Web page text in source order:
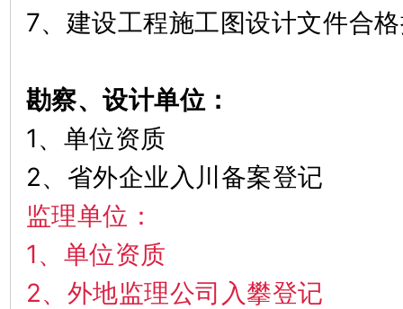
7、建设工程施工图设计文件合
勘察、设计单位：
1、单位资质
2、省外企业入川备案登记
监理单位：
1、单位资质
2、外地监理公司入攀登记